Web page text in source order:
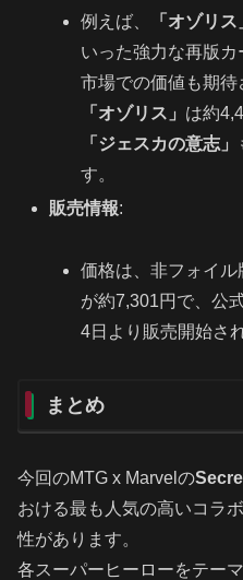
例えば、 「オゾリス
いった強力な再版
市場での価値も期待
「オゾリス」 は約
「ジェスカの意志」
す。
販売情報:
価格は、非フォイ
が約7,301円で、公
4日より販売開始さ
まとめ
今回のMTG x Marvelの
おける最も人気の高いコラ
性があります。
各スーパーヒーローをテー